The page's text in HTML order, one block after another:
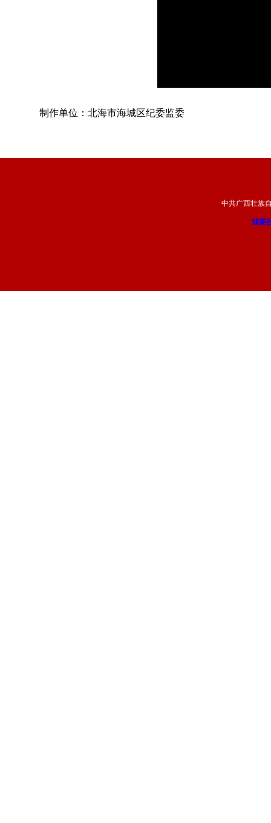
制作单位：北海市海城区纪委监委
中共广西壮族
我要